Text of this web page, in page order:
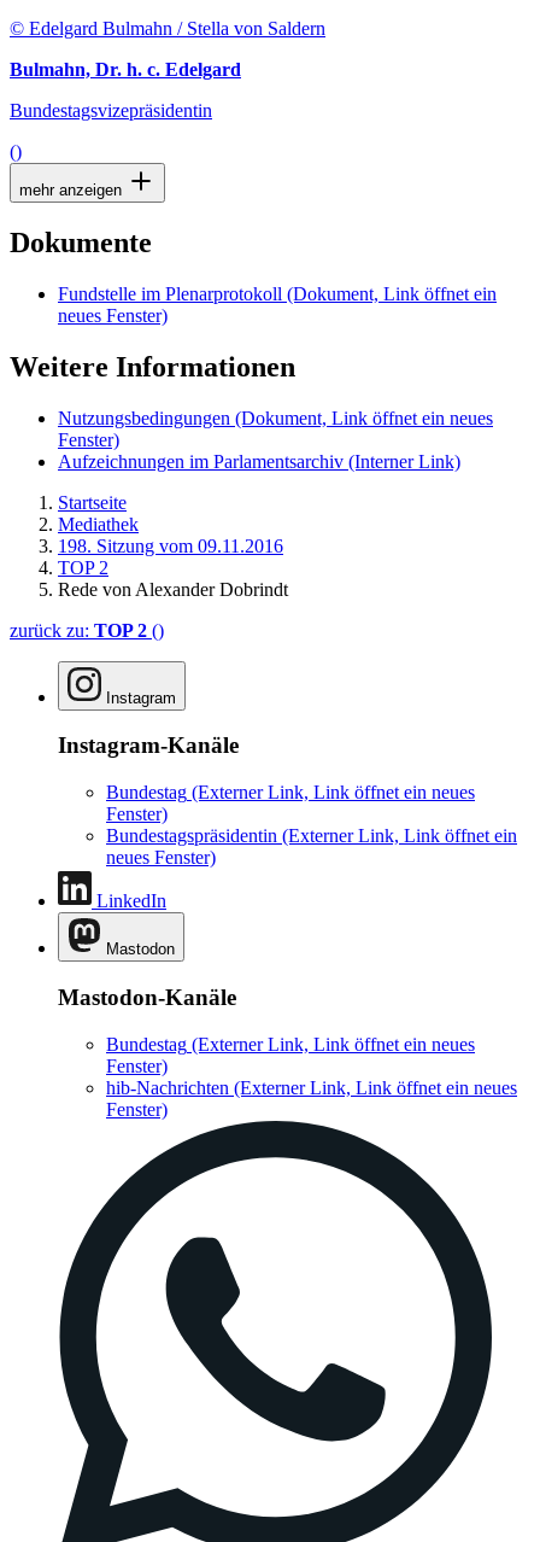
© Edelgard Bulmahn / Stella von Saldern
Bulmahn, Dr. h. c. Edelgard
Bundestagsvizepräsidentin
()
mehr anzeigen
Dokumente
Fundstelle im Plenarprotokoll (Dokument, Link öffnet ein
neues Fenster)
Weitere Informationen
Nutzungsbedingungen (Dokument, Link öffnet ein neues
Fenster)
Aufzeichnungen im Parlamentsarchiv (Interner Link)
Startseite
Mediathek
198. Sitzung vom 09.11.2016
TOP 2
Rede von Alexander Dobrindt
zurück zu: TOP 2 ()
Instagram
Instagram-Kanäle
Bundestag (Externer Link, Link öffnet ein neues
Fenster)
Bundestagspräsidentin (Externer Link, Link öffnet ein
neues Fenster)
LinkedIn
Mastodon
Mastodon-Kanäle
Bundestag (Externer Link, Link öffnet ein neues
Fenster)
hib-Nachrichten (Externer Link, Link öffnet ein neues
Fenster)